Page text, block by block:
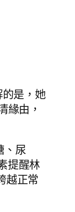
是，她
緣由，
、尿
提醒林
越正常